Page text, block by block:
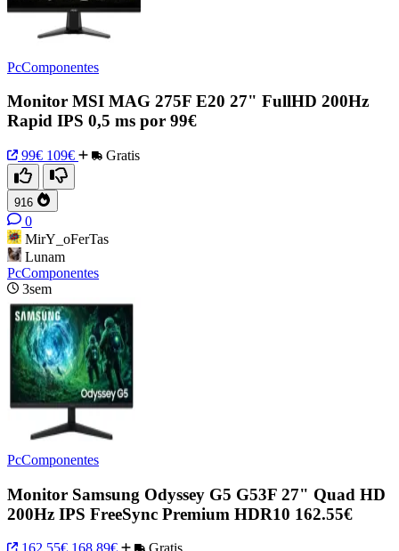
PcComponentes
Monitor MSI MAG 275F E20 27" FullHD 200Hz
Rapid IPS 0,5 ms por 99€
99€ 109€ Gratis
916
0
MirY_oFerTas
Lunam
PcComponentes
3sem
PcComponentes
Monitor Samsung Odyssey G5 G53F 27" Quad HD
200Hz IPS FreeSync Premium HDR10 162.55€